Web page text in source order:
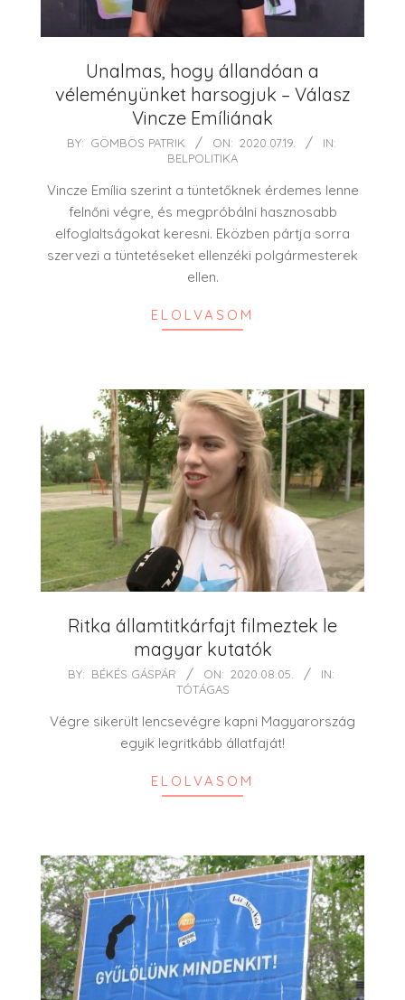
Unalmas, hogy állandóan a
véleményünket harsogjuk – Válasz
Vincze Emíliának
2020-
19
BY: GÖMBÖS PATRIK ON: 2020.07.19.
IN:
BELPOLITIKA
Vincze Emília szerint a tüntetőknek érdemes lenne
felnőni végre, és megpróbálni hasznosabb
elfoglaltságokat keresni. Eközben pártja sorra
szervezi a tüntetéseket ellenzéki polgármesterek
ellen.
ELOLVASOM
Ritka államtitkárfajt filmeztek le
magyar kutatók
2020-
05
BY: BÉKÉS GÁSPÁR ON: 2020.08.05.
IN:
TÓTÁGAS
Végre sikerült lencsevégre kapni Magyarország
egyik legritkább állatfaját!
ELOLVASOM